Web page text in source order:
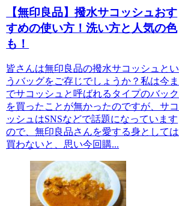
【無印良品】撥水サコッシュおす
すめの使い方！洗い方と人気の色
も！
皆さんは無印良品の撥水サコッシュとい
うバッグをご存じでしょうか？私は今ま
でサコッシュと呼ばれるタイプのバック
を買ったことが無かったのですが、サコ
ッシュはSNSなどで話題になっています
ので、無印良品さんを愛する身としては
買わないと、思い今回購...